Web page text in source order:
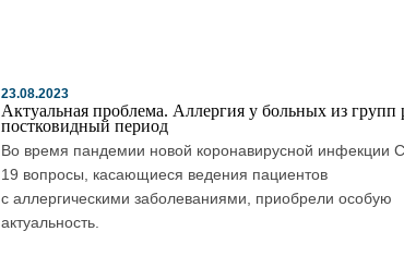
23.08.2023
Актуальная проблема. Аллергия у больных из групп
постковидный период
Во время пандемии новой коронавирусной инфекции
19 вопросы, касающиеся ведения пациентов
с аллергическими заболеваниями, приобрели особую
актуальность.